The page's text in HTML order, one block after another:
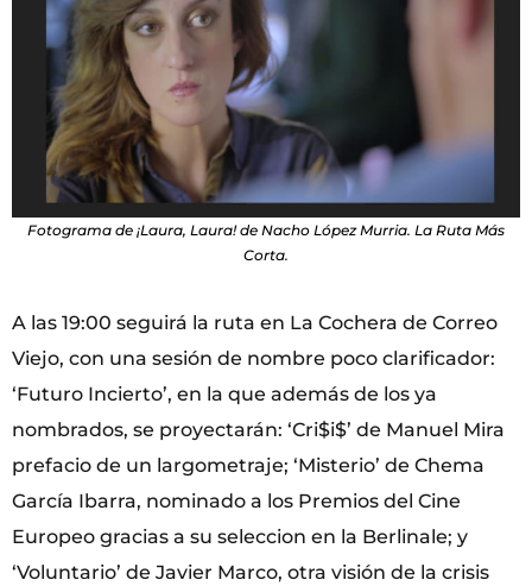
Fotograma de ¡Laura, Laura! de Nacho López Murria. La Ruta Más
Corta.
A las 19:00 seguirá la ruta en La Cochera de Correo
Viejo, con una sesión de nombre poco clarificador:
‘Futuro Incierto’, en la que además de los ya
nombrados, se proyectarán: ‘Cri$i$’ de Manuel Mira
prefacio de un largometraje; ‘Misterio’ de Chema
García Ibarra, nominado a los Premios del Cine
Europeo gracias a su seleccion en la Berlinale; y
‘Voluntario’ de Javier Marco, otra visión de la crisis